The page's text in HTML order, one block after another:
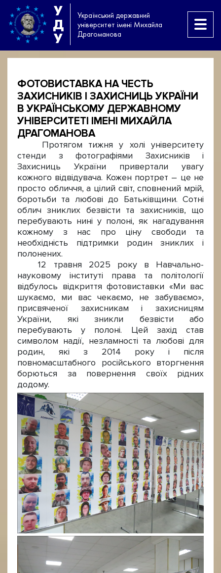
У
Д
У
Український державний
університет імені Михайла
Драгоманова
ФОТОВИСТАВКА НА ЧЕСТЬ
ЗАХИСНИКІВ І ЗАХИСНИЦЬ УКРАЇНИ
В УКРАЇНСЬКОМУ ДЕРЖАВНОМУ
УНІВЕРСИТЕТІ ІМЕНІ МИХАЙЛА
ДРАГОМАНОВА
Протягом тижня у холі університету
стенди з фотографіями Захисників і
Захисниць України привертали увагу
кожного відвідувача. Кожен портрет – це не
просто обличчя, а цілий світ, сповнений мрій,
боротьби та любові до Батьківщини. Сотні
облич зниклих безвісти та захисників, що
перебувають нині у полоні, як нагадування
кожному з нас про ціну свободи та
необхідність підтримки родин зниклих і
полонених.
12 травня 2025 року в Навчально-
науковому інституті права та політології
відбулось відкриття фотовиставки «Ми вас
шукаємо, ми вас чекаємо, не забуваємо»,
присвяченої захисникам і захисницям
України, які зникли безвісти або
перебувають у полоні. Цей захід став
символом надії, незламності та любові для
родин, які з 2014 року і після
повномасштабного російського вторгнення
борються за повернення своїх рідних
додому.